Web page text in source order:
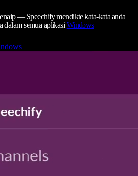
— Speechify mendikte kata-kata anda
dalam semua aplikasi Windows